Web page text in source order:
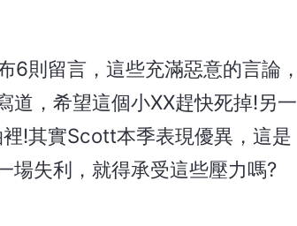
6則留言，這些充滿惡意的言論，
，希望這個小XX趕快死掉!另一
!其實Scott本季表現優異，這是
場失利，就得承受這些壓力嗎?